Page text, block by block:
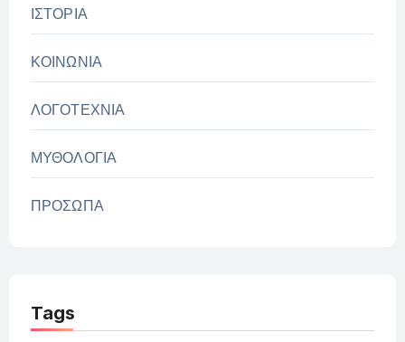
ΙΣΤΟΡΙΑ
ΚΟΙΝΩΝΙΑ
ΛΟΓΟΤΕΧΝΙΑ
ΜΥΘΟΛΟΓΙΑ
ΠΡΟΣΩΠΑ
Tags